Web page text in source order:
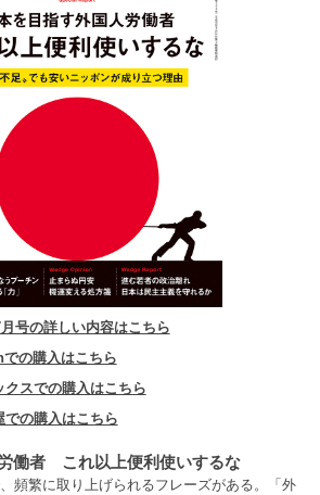
号の詳しい内容はこちら
の購入はこちら
クスでの購入はこちら
での購入はこちら
働者 これ以上便利使いするな
頻繁に取り上げられるフレーズがある。「外